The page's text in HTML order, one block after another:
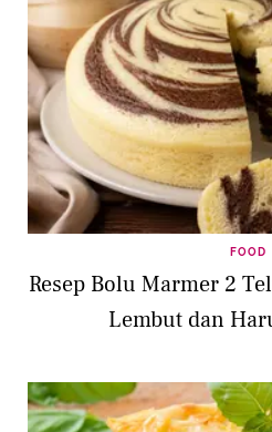
FOOD
Resep Bolu Marmer 2
Lembut dan